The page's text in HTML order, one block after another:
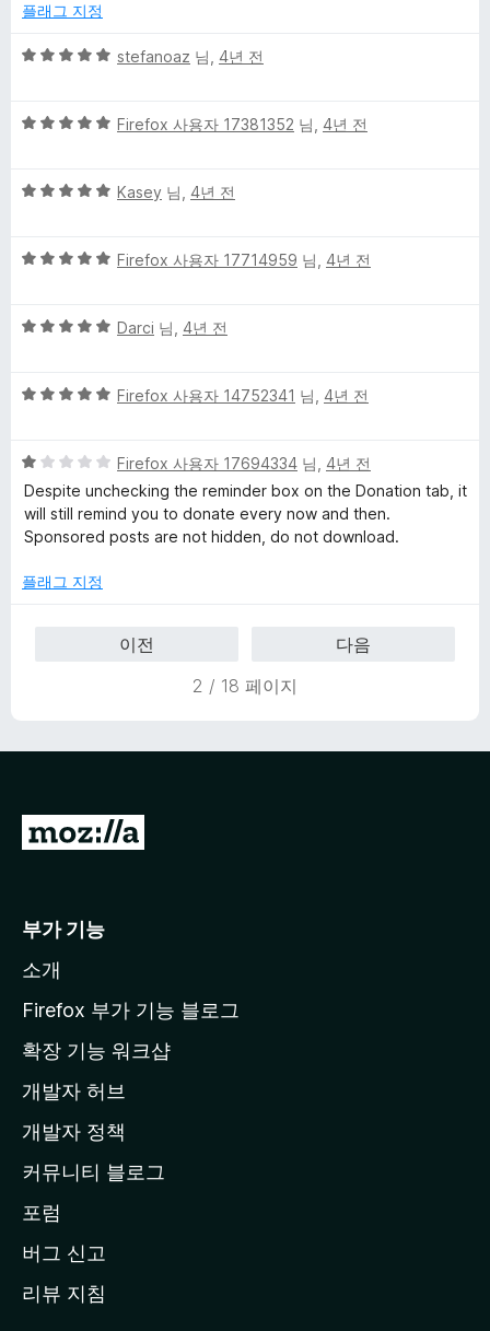
플래그 지정
5
점
점
stefanoaz 님, 4년 전
5
점
점
Firefox 사용자 17381352 님, 4년 전
5
점
점
Kasey 님, 4년 전
5
점
점
Firefox 사용자 17714959 님, 4년 전
5
점
점
Darci 님, 4년 전
5
점
에
5
점
Firefox 사용자 14752341 님, 4년 전
5
점
만
점
1
Firefox 사용자 17694334 님, 4년 전
Despite unchecking the reminder box on the Donation tab, it
will still remind you to donate every now and then.
Sponsored posts are not hidden, do not download.
플래그 지정
이전
다음
2 / 18 페이지
M
l
a
페
이
지
이
동
부가 기능
소개
Firefox 부가 기능 블로그
확장 기능 워크샵
개발자 허브
개발자 정책
커뮤니티 블로그
포럼
버그 신고
리뷰 지침